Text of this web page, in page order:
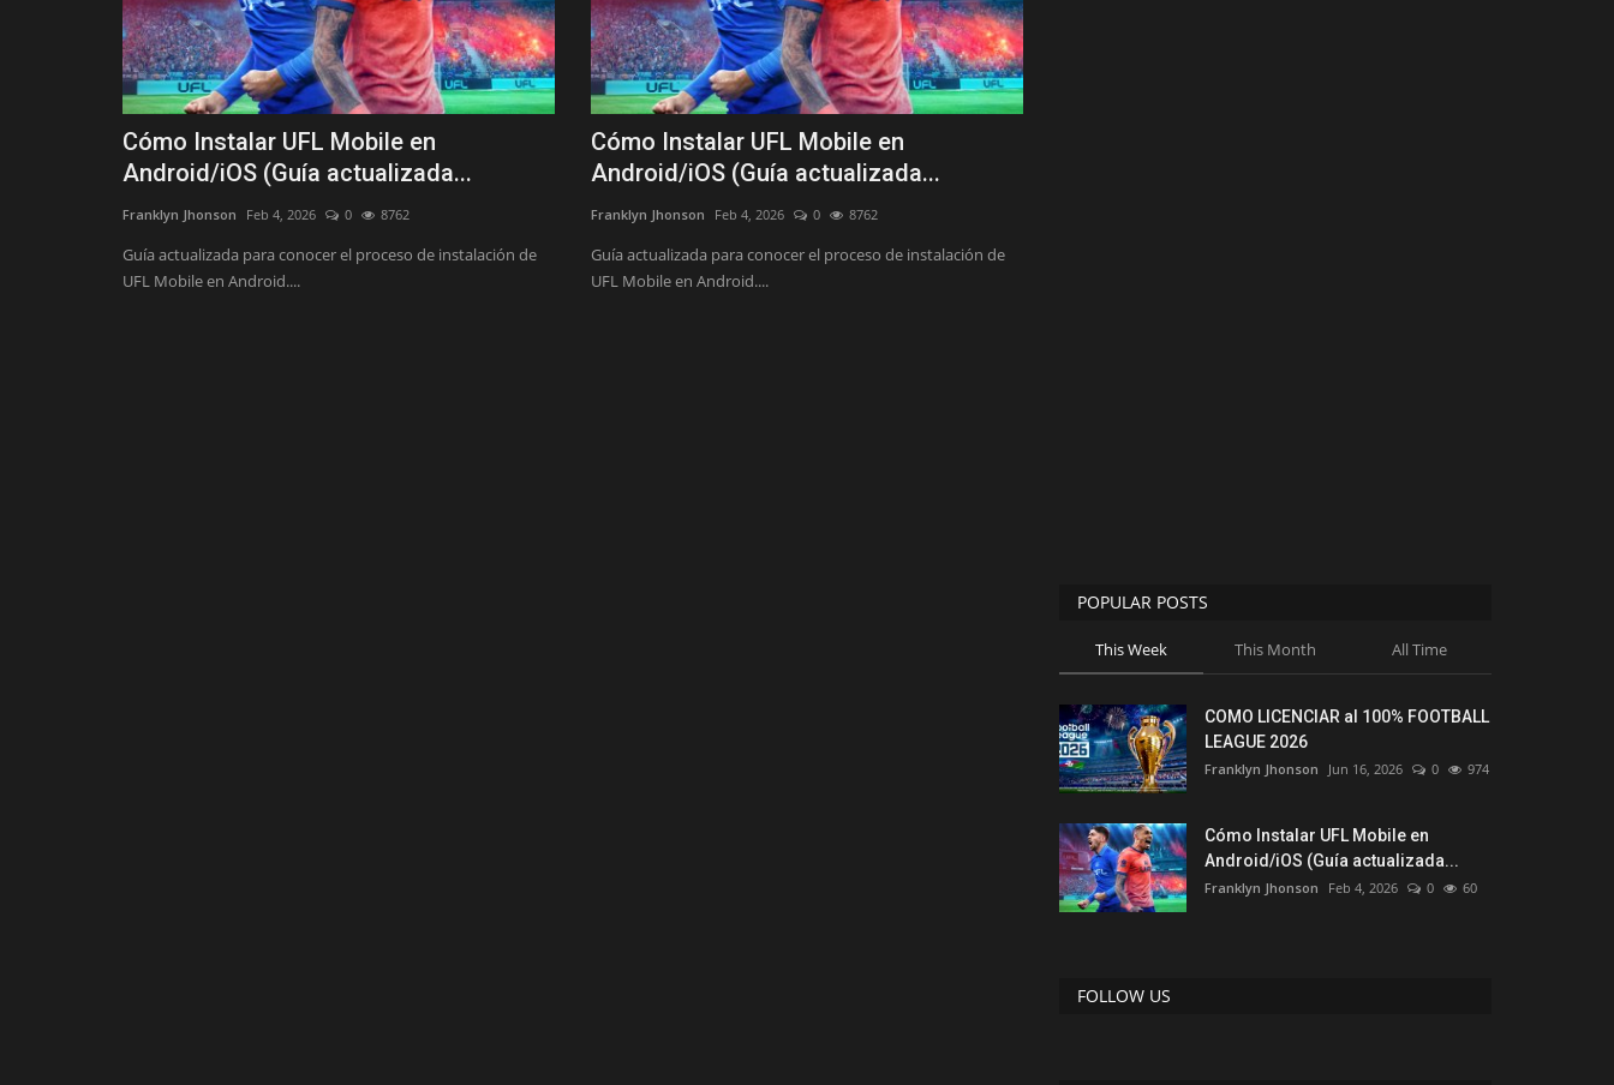
Cómo Instalar UFL Mobile en
Android/iOS (Guía actualizada...
Franklyn Jhonson Feb 4, 2026 0 8762
Guía actualizada para conocer el proceso de instalación de
UFL Mobile en Android....
Cómo Instalar UFL Mobile en
Android/iOS (Guía actualizada...
Franklyn Jhonson Feb 4, 2026 0 8762
Guía actualizada para conocer el proceso de instalación de
UFL Mobile en Android....
POPULAR POSTS
This Week This Month All Time
COMO LICENCIAR al 100% FOOTBALL
LEAGUE 2026
Franklyn Jhonson Jun 16, 2026 0 974
Cómo Instalar UFL Mobile en
Android/iOS (Guía actualizada...
Franklyn Jhonson Feb 4, 2026 0 60
FOLLOW US